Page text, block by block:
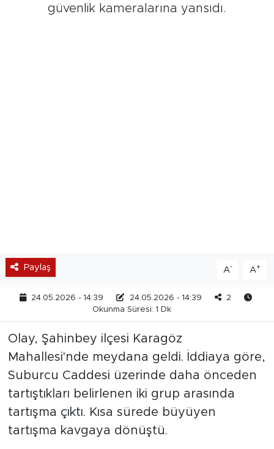
güvenlik kameralarına yansıdı.
Paylaş A- A+
24.05.2026 - 14:39 24.05.2026 - 14:39
2
Okunma Süresi: 1 Dk
Olay, Şahinbey ilçesi Karagöz
Mahallesi'nde meydana geldi. İddiaya göre,
Suburcu Caddesi üzerinde daha önceden
tartıştıkları belirlenen iki grup arasında
tartışma çıktı. Kısa sürede büyüyen
tartışma kavgaya dönüştü.